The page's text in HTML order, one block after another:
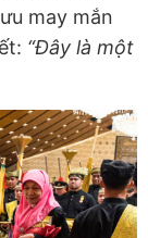
may mắn
“Đây là một